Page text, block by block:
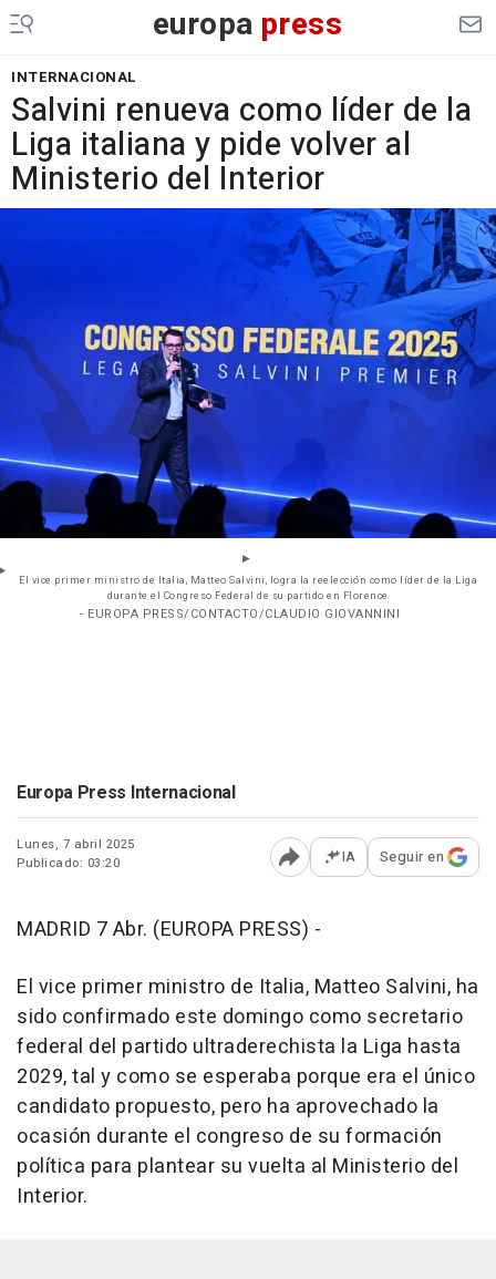
europa press
INTERNACIONAL
Salvini renueva como líder de la
Liga italiana y pide volver al
Ministerio del Interior
El vice primer ministro de Italia, Matteo Salvini, logra la reelección como líder de la Liga
durante el Congreso Federal de su partido en Florence
- EUROPA PRESS/CONTACTO/CLAUDIO GIOVANNINI
Europa Press Internacional
Lunes, 7 abril 2025
Publicado: 03:20
Abrir opciones para
IA Seguir en
MADRID 7 Abr. (EUROPA PRESS) -
El vice primer ministro de Italia, Matteo Salvini, ha
sido confirmado este domingo como secretario
federal del partido ultraderechista la Liga hasta
2029, tal y como se esperaba porque era el único
candidato propuesto, pero ha aprovechado la
ocasión durante el congreso de su formación
política para plantear su vuelta al Ministerio del
Interior.